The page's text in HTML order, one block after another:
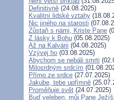
Definitivně (24.08.2025)
Kvalitní lidské vztahy
Nic jiného na starosti
Zůstaň s námi, Kriste Pane
Z lásky k Bohu (05.08.2025)
Až na Kalvárii (04.08.2025)
Vzývej ho (03.08.2025)
Abychom se nebáli smrti
Milosrdným srdcím
Přímo ze srdce (27.07.2025)
Jakube, tebe upřímně
Proměňuje svět (24.07.2025)
Buď veleben, můj Pane